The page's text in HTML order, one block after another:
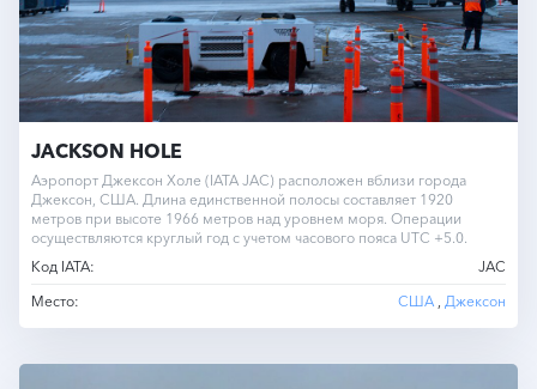
JACKSON HOLE
Аэропорт Джексон Холе (IATA JAC) расположен вблизи города
Джексон, США. Длина единственной полосы составляет 1920
метров при высоте 1966 метров над уровнем моря. Операции
осуществляются круглый год с учетом часового пояса UTC +5.0.
Код IATA:
JAC
Место:
США , Джексон